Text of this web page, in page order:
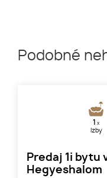
Podobné
x
Izby
Predaj 1i bytu
Hegyeshalom